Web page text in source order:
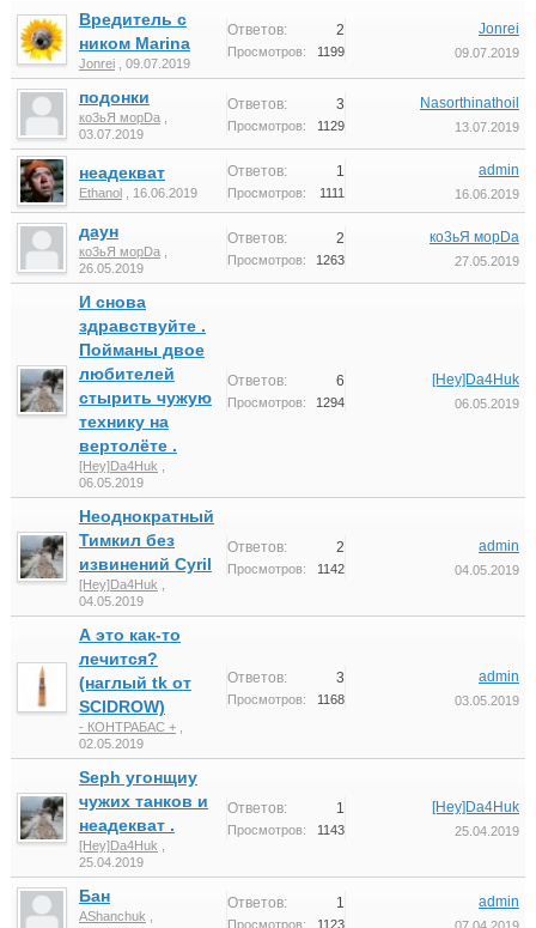
Вредитель с
ником Marina
Jonrei 09.07.2019
Ответов: 2
Просмотров: 1199
Jonrei
09.07.2019
подонки
ко3ьЯ морDa
03.07.2019
Ответов: 3
Просмотров: 1129
Nasorthinathoil
13.07.2019
неадекват
Ethanol 16.06.2019
Ответов: 1
Просмотров: 1111
admin
16.06.2019
даун
ко3ьЯ морDa
26.05.2019
Ответов: 2
Просмотров: 1263
ко3ьЯ морDa
27.05.2019
И снова
здравствуйте .
Пойманы двое
любителей
стырить чужую
технику на
вертолёте .
[Hey]Da4Huk
06.05.2019
Ответов: 6
Просмотров: 1294
[Hey]Da4Huk
06.05.2019
Неоднократный
Тимкил без
извинений Cyril
[Hey]Da4Huk
04.05.2019
Ответов: 2
Просмотров: 1142
admin
04.05.2019
А это как-то
лечится?
(наглый tk от
SCIDROW)
- КОНТРАБАС +
02.05.2019
Ответов: 3
Просмотров: 1168
admin
03.05.2019
Seph угонщиу
чужих танков и
неадекват .
[Hey]Da4Huk
25.04.2019
Ответов: 1
Просмотров: 1143
[Hey]Da4Huk
25.04.2019
Бан
AShanchuk
Ответов: 1
Просмотров: 1123
admin